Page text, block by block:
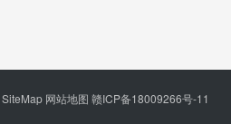
SiteMap 网站地图 赣ICP备18009266号-11